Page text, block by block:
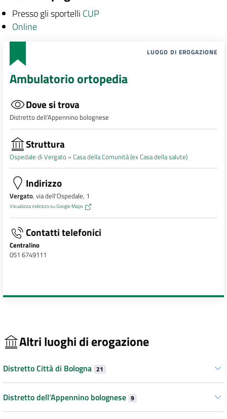
Presso gli sportelli CUP
Online
LUOGO DI EROGAZIONE
Ambulatorio ortopedia
Dove si trova
Distretto dell’Appennino bolognese
Struttura
Ospedale di Vergato »Casa della Comunità (ex Casa della salute)
Indirizzo
Vergato, via dell'Ospedale, 1
Visualizza indirizzo su Google Maps
Contatti telefonici
Centralino
051 6749111
Altri luoghi di erogazione
Distretto Città di Bologna 21
Distretto dell’Appennino bolognese 9